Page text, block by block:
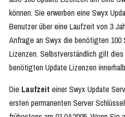
können. Sie erwerben eine Swyx
Benutzer über eine Laufzeit von 3
Anfrage an Swyx die benötigten 100
Lizenzen. Selbstverständlich gilt
benötigten Update Lizenzen
Die Laufzeit einer Swyx Update
ersten permanenten Server